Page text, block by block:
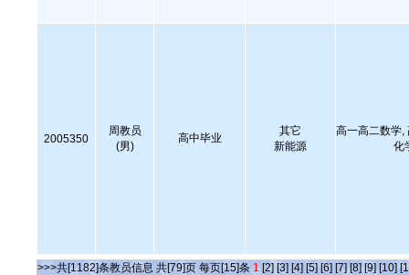
2005350
周教员
(男)
高中毕业
其它
新能源
高一高二数学,
化
>>>共[1182]条教员信息 共[79]页 每页[15]条 1 [2] [3] [4] [5] [6] [7] [8] [9] [10]